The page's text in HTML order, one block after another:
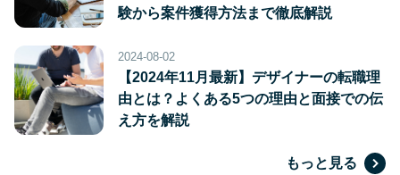
験から案件獲得方法まで徹底解説
2024-08-02
【2024年11月最新】デザイナーの転職理
由とは？よくある5つの理由と面接での伝
え方を解説
もっと見る